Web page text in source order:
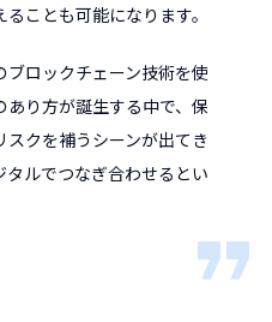
ことも可能になります。
ロックチェーン技術を使
り方が誕生する中で、保
クを補うシーンが出てき
ルでつなぎ合わせるとい